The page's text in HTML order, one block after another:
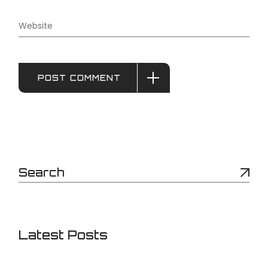
POST COMMENT
Latest Posts